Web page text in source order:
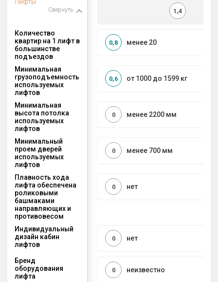
Свернуть 1,4
Количество
квартир на 1 лифт в
большинстве
подъездов
менее 20
0,8
Минимальная
грузоподъемность
используемых
лифтов
от 1000 до 1599 кг
0,6
Минимальная
высота потолка
используемых
лифтов
менее 2200 мм
0
Минимальный
проем дверей
используемых
лифтов
менее 700 мм
0
Плавность хода
лифта обеспечена
роликовыми
башмаками
направляющих и
противовесом
нет
0
Индивидуальный
дизайн кабин
лифтов
нет
0
Бренд
оборудования
лифта
неизвестно
0